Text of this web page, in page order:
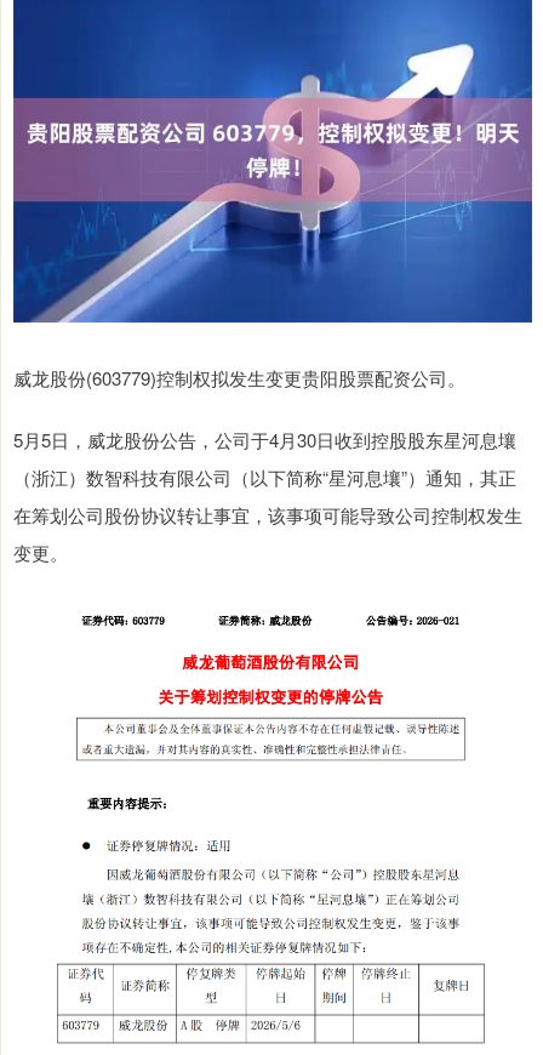
威龙股份(603779)控制权拟发生变更贵阳股票配资公司。
5月5日，威龙股份公告，公司于4月30日收到控股股东星河息壤
（浙江）数智科技有限公司（以下简称“星河息壤”）通知，其正
在筹划公司股份协议转让事宜，该事项可能导致公司控制权发生
变更。